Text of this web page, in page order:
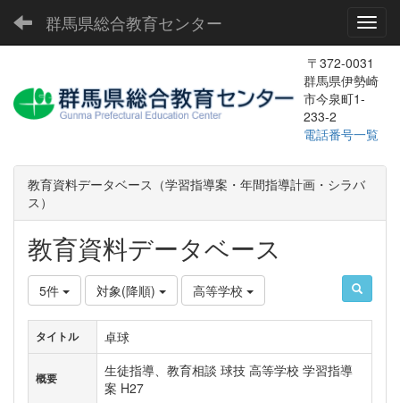
群馬県総合教育センター
〒372-0031
群馬県伊勢崎
市今泉町1-
233-2
電話番号一覧
教育資料データベース（学習指導案・年間指導計画・シラバ
ス）
教育資料データベース
5件 対象(降順) 高等学校
タイトル 卓球
概要
生徒指導、教育相談 球技 高等学校 学習指導
案 H27